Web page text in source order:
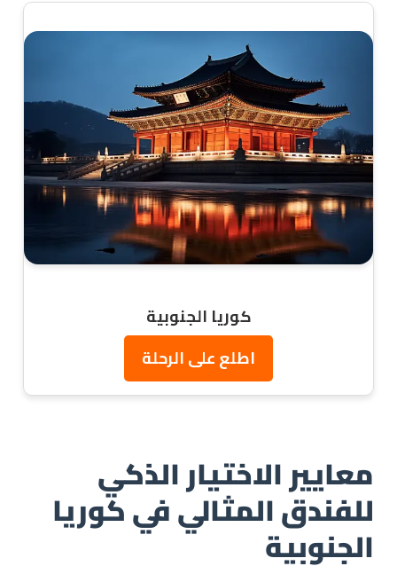
كوريا الجنوبية
اطلع على الرحلة
معايير الاختيار الذكي
للفندق المثالي في كوريا
الجنوبية